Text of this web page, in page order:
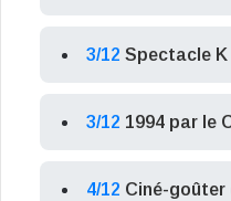
3/12 Spectacle K
3/12 1994 par le
4/12 Ciné-goûter